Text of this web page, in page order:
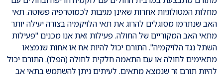
מחלות המטולוגיות אחרות שאינן מגיבות לכמוטרפיה פשוטה. תאי
האב שנתרמו מסוגלים להרוג את תאי הלויקמיה בצורה יעילה יותר
מתאי האב המקוריים של החולה. פעילות זאת אנו מכנים "פעילות
השתל נגד הלויקמיה". התורם יכול להיות אח או אחות שנמצאו
מתאימים לחולה או עם התאמה חלקית לחולה (הפלו). התורם יכול
להיות תורם זר שנמצא מתאים. לעיתים ניתן להשתמש בתאי אב